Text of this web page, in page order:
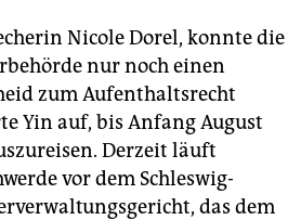
Nicole Dorel, konnte die
nur noch einen
zum Aufenthaltsrecht
Yin auf, bis Anfang August
Derzeit läuft
vor dem Schleswig-
das dem